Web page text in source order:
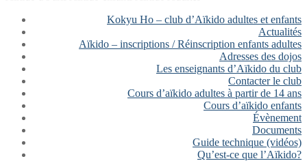
Kokyu Ho – club d’Aïkido adultes et enfants
Actualités
Aïkido – inscriptions / Réinscription enfants adultes
Adresses des dojos
Les enseignants d’Aïkido du club
Contacter le club
Cours d’aïkido adultes à partir de 14 ans
Cours d’aïkido enfants
Évènement
Documents
Guide technique (vidéos)
Qu’est-ce que l’Aïkido?